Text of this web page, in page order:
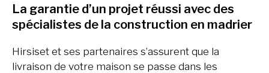
La garantie d’un projet réussi avec des
spécialistes de la construction en madrier
Hirsiset et ses partenaires s’assurent que la
livraison de votre maison se passe dans les